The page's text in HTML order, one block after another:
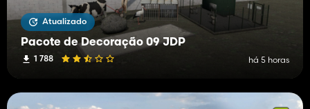
Atualizado
Pacote de Decoração 09 JDP
1 788 há 5 horas